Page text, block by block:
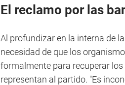
El reclamo por las
Al profundizar en la interna de
necesidad de que los
formalmente para recuperar
representan al partido. "Es